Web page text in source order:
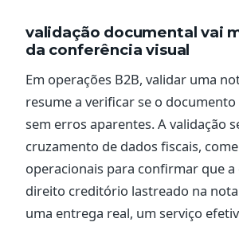
validação documental vai
da conferência visual
Em operações B2B, validar uma
resume a verificar se o
sem erros aparentes. A validação
cruzamento de dados fiscais,
operacionais para confirmar que
direito creditório lastreado na
uma entrega real, um serviço